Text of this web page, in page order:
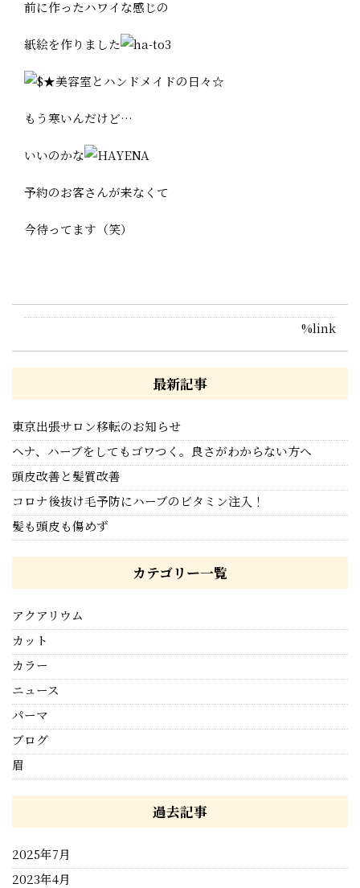
前に作ったハワイな感じの
紙絵を作りました
もう寒いんだけど…
いいのかな
予約のお客さんが来なくて
今待ってます（笑）
%link
最新記事
東京出張サロン移転のお知らせ
ヘナ、ハーブをしてもゴワつく。良さがわからない方へ
頭皮改善と髪質改善
コロナ後抜け毛予防にハーブのビタミン注入！
髪も頭皮も傷めず
カテゴリー一覧
アクアリウム
カット
カラー
ニュース
パーマ
ブログ
眉
過去記事
2025年7月
2023年4月